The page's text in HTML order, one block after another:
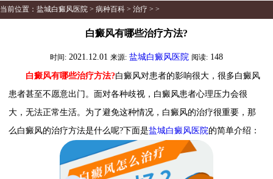
当前位置： 盐城白癜风医院 > 病种百科 > 治疗 > >
白癜风有哪些治疗方法?
时间: 2021.12.01 来源: 盐城白癜风医院 阅读: 148
白癜风有哪些治疗方法?白癜风对患者的影响很大，很多白癜风
患者甚至不愿意出门。面对各种歧视，白癜风患者心理压力会很
大，无法正常生活。为了避免这种情况，白癜风的治疗很重要，那
么白癜风的治疗方法是什么呢?下面是盐城白癜风医院的简单介绍：